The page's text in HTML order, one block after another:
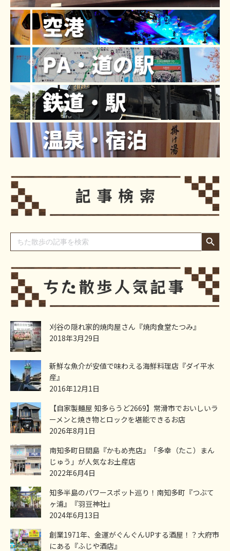
Search
for:
Search Button
刈谷の隠れ家的焼肉屋さん『焼肉食堂たつみ』
2018年3月29日
新鮮な魚介が安値で味わえる海鮮料理店『ダイ平水
産』
2016年12月1日
【自家製麺屋 知多らうど2669】常滑市でおいしいラ
ーメンと焼き物とロックを堪能できるお店
2026年8月1日
南知多町日間島『かもめ売店』「多幸（たこ）まん
じゅう」が人気なお土産店
2022年6月4日
知多半島のパワースポット巡り！南知多町『つぶて
ヶ浦』『羽豆神社』
2024年6月13日
創業1971年、金運がぐんぐんUPする酒屋！？大府市
にある『ふじや酒店』